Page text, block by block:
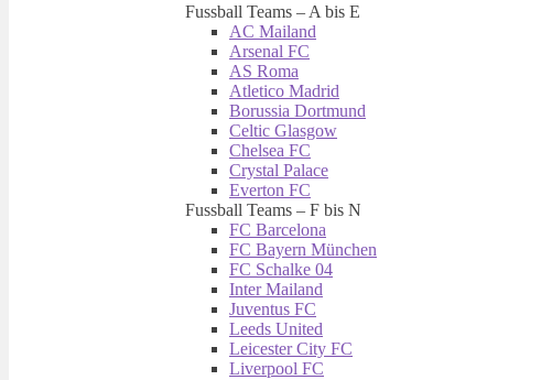
Fussball Teams – A bis E
AC Mailand
Arsenal FC
AS Roma
Atletico Madrid
Borussia Dortmund
Celtic Glasgow
Chelsea FC
Crystal Palace
Everton FC
Fussball Teams – F bis N
FC Barcelona
FC Bayern München
FC Schalke 04
Inter Mailand
Juventus FC
Leeds United
Leicester City FC
Liverpool FC